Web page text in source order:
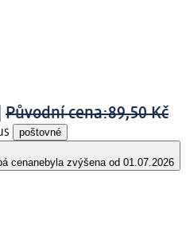
Původní cena:89,50 Kč
poštovné
cenanebyla zvýšena od 01.07.2026